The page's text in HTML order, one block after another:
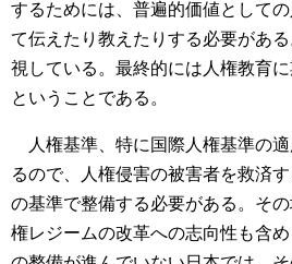
するためには、普遍的価値として
て伝えたり教えたりする必要があ
視している。最終的には人権教育
ということである。
人権基準、特に国際人権基準の
るので、人権侵害の被害者を救済
の基準で整備する必要がある。そ
権レジームの改革への志向性も含